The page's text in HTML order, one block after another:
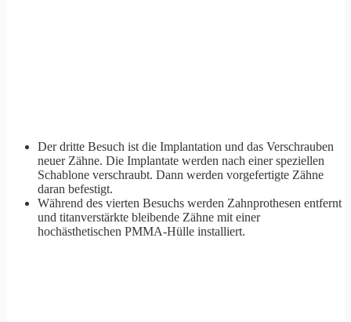
Der dritte Besuch ist die Implantation und das Verschrauben
neuer Zähne. Die Implantate werden nach einer speziellen
Schablone verschraubt. Dann werden vorgefertigte Zähne
daran befestigt.
Während des vierten Besuchs werden Zahnprothesen entfernt
und titanverstärkte bleibende Zähne mit einer
hochästhetischen PMMA-Hülle installiert.